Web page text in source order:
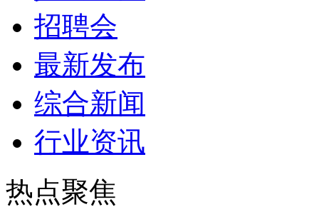
招聘会
最新发布
综合新闻
行业资讯
热点聚焦